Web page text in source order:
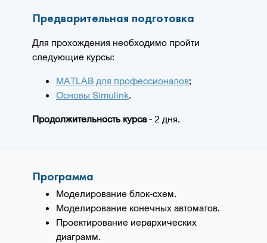
Предварительная подготовка
Для прохождения необходимо пройти
следующие курсы:
MATLAB для профессионалов;
Основы Simulink.
Продолжительность курса - 2 дня.
Программа
Моделирование блок-схем.
Моделирование конечных автоматов.
Проектирование иерархических
диаграмм.